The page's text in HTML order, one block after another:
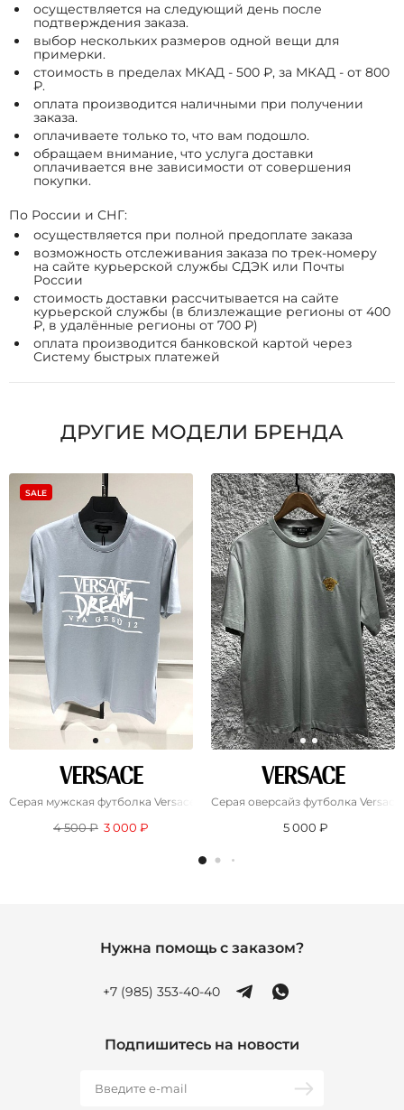
осуществляется на следующий день после
подтверждения заказа.
выбор нескольких размеров одной вещи для
примерки.
стоимость в пределах МКАД - 500 ₽, за МКАД - от 800
₽.
оплата производится наличными при получении
заказа.
оплачиваете только то, что вам подошло.
обращаем внимание, что услуга доставки
оплачивается вне зависимости от совершения
покупки.
По России и СНГ:
осуществляется при полной предоплате заказа
возможность отслеживания заказа по трек-номеру
на сайте курьерской службы СДЭК или Почты
России
стоимость доставки рассчитывается на сайте
курьерской службы (в близлежащие регионы от 400
₽, в удалённые регионы от 700 ₽)
оплата производится банковской картой через
Систему быстрых платежей
ДРУГИЕ МОДЕЛИ БРЕНДА
SALE
Серая мужская футболка Versace Dream via Desu 12
4 500 ₽ 3 000 ₽
Серая оверсайз футболка
5 000 ₽
Нужна помощь с заказом?
+7 (985) 353-40-40
Подпишитесь на новости